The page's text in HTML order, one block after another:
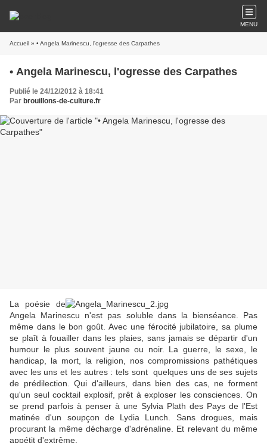
MENU
Accueil » • Angela Marinescu, l'ogresse des Carpathes
• Angela Marinescu, l'ogresse des Carpathes
Publié le 24/12/2012 à 18:41
Par brouillons-de-culture.fr
La poésie de
Angela Marinescu n'est pas soluble dans la bienséance. Pas
même dans le bon goût. Avec une férocité jubilatoire, sa plume
se plaît à fouailler dans les plaies, sans jamais se départir d'un
humour le plus souvent jaune ou noir. La guerre, le sexe, le
handicap, la mort, la religion, nos compromissions pathétiques
avec les uns et les autres : tels sont quelques uns de ses sujets
de prédilection. Qui d'ailleurs, dans bien des cas, ne forment
qu'un seul cocktail explosif, prêt à exploser les consciences. On
se prend parfois à penser à une Sylvia Plath des Pays de l'Est
matinée d'un soupçon de Lydia Lunch. Sans drogues, mais
procurant la même décharge d'adrénaline. Et relevant du même
appétit d'extrême.